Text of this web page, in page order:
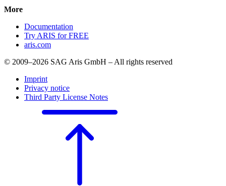
More
Documentation
Try ARIS for FREE
aris.com
© 2009–2026 SAG Aris GmbH – All rights reserved
Imprint
Privacy notice
Third Party License Notes